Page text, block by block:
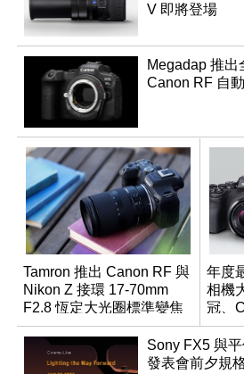
V 即將登場
Megadap 推出
Canon RF 自
Tamron 推出 Canon RF 與
Nikon Z 接環 17-70mm
F2.8 恆定大光圈標準變焦
鏡
年度
相機
冠、
Sony FX5 與
發表會前夕規